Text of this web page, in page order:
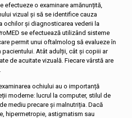
efectueze o examinare amănunțită,
vizual și să se identifice cauza
ochilor și diagnosticarea vederii la
se efectuează utilizând sisteme
permit unui oftalmolog să evalueze în
Atât adulții, cât și copiii ar
de acuitate vizuală. Fiecare vârstă are
ochiului au o importanță
moderne: lucrul la computer, stilul de
mediu precare și malnutriția. Dacă
hipermetropie, astigmatism sau